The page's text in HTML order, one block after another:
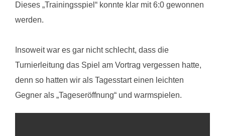
Dieses „Trainingsspiel“ konnte klar mit 6:0 gewonnen
werden.
Insoweit war es gar nicht schlecht, dass die
Turnierleitung das Spiel am Vortrag vergessen hatte,
denn so hatten wir als Tagesstart einen leichten
Gegner als „Tageseröffnung“ und warmspielen.